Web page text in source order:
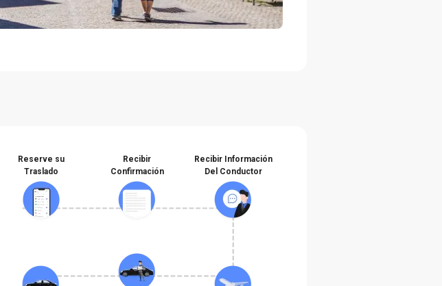
Reserve su
Traslado
Recibir
Confirmación
Recibir Información
Del Conductor